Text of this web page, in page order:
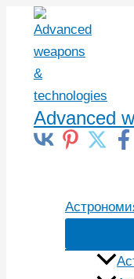
Перейти
содержимому
Advanced